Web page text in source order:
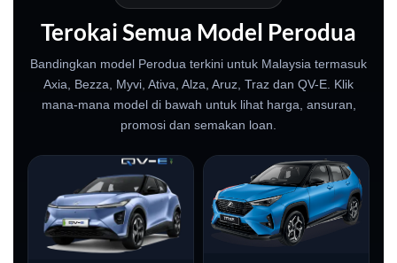
Terokai Semua Model Perodua
Bandingkan model Perodua terkini untuk Malaysia termasuk
Axia, Bezza, Myvi, Ativa, Alza, Aruz, Traz dan QV-E. Klik
mana-mana model di bawah untuk lihat harga, ansuran,
promosi dan semakan loan.